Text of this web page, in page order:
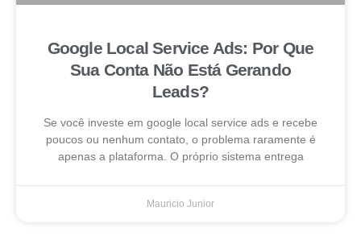
Google Local Service Ads: Por Que
Sua Conta Não Está Gerando
Leads?
Se você investe em google local service ads e recebe
poucos ou nenhum contato, o problema raramente é
apenas a plataforma. O próprio sistema entrega
Mauricio Junior